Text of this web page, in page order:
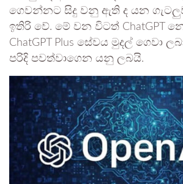
ගෙවන්නට සිදු වනු ඇති ද යන
ඉතිරි වේ. මේ වන විටත් ChatGPT
ChatGPT Plus සේවය මුදල් ගෙවා
පරිදි පවත්වාගෙන යනු ලබයි.